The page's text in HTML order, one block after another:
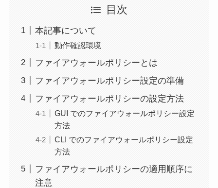
目次
本記事について
動作確認環境
ファイアウォールポリシーとは
ファイアウォールポリシー設定の準備
ファイアウォールポリシーの設定方法
GUI でのファイアウォールポリシー設定
方法
CLI でのファイアウォールポリシー設定
方法
ファイアウォールポリシーの適用順序に
注意